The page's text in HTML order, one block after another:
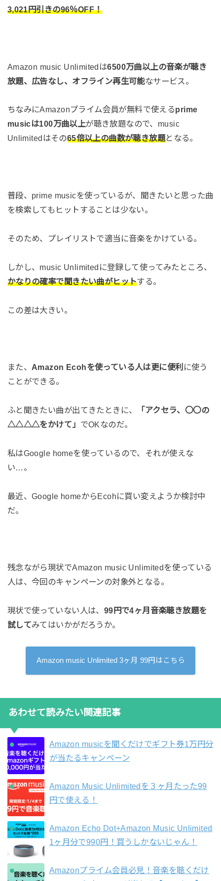
3,021円引きの96％OFF！
Amazon music Unlimitedは6500万曲以上の音楽が聴き
放題、広告なし、オフライン再生可能なサービス。
ちなみにAmazonプライム会員が無料で使えるprime
musicは100万曲以上が聴き放題なので、music
Unlimitedはその65倍以上の曲数が聴き放題となる。
普段、prime musicを使っているが、聞きたいと思った曲
を検索してもヒットすることは少ない。
そのため、プレイリストで適当に音楽をかけている。
しかし、music Unlimitedに登録して使ってみたところ、
かなりの確率で聞きたい曲がヒットする。
この差は大きい。
また、 Amazon Ecohを使っている人は更に便利 に使う
ことができる。
ふと聞きたい曲が出てきたときに、
「アクセラ、〇〇の
△△△△をかけて」 でOKなのだ。
私はGoogle homeを使っているので、それが使えな
い…。
最近、Google homeからEcohに買い変えようか検討中
だ。
残念ながら現状でAmazon music Unlimitedを使っている
人は、今回のキャンペーンの対象外となる。
現状で使っていない人は、 99円で4ヶ月音楽聴き放題を
試してみてはいかがだろうか。
Amazon music Unlimited 3ヶ月 99円はこちら
あわせて読みたい関連記事
Amazon musicを聞くだけでギフト券1万円分
が当たるキャンペーン
Amazon Music Unlimitedを３ヶ月たった99
円で使える！
Amazon Echo Dot+Amazon Music Unlimited
1ヶ月分で990円！買うしかないじゃん！
Amazonプライム会員必見！音楽を聴くだけ